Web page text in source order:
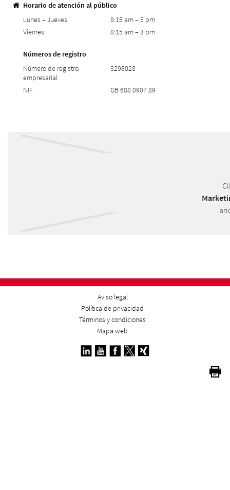
Horario de atención al público
Lunes – Jueves
8:15 am – 5 pm
Viernes
8:15 am – 3 pm
Números de registro
Número de registro
empresarial
3298028
NIF GB 688 0907 89
Aviso legal
Política de privacidad
Términos y condiciones
Mapa web